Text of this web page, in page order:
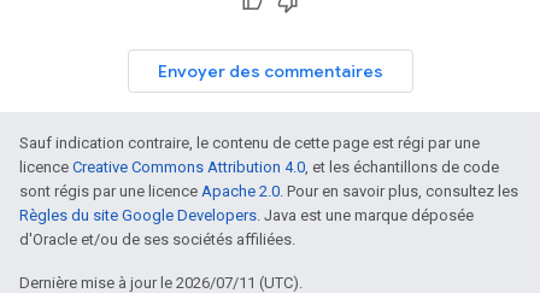
Envoyer des commentaires
Sauf indication contraire, le contenu de cette page est régi par une
licence Creative Commons Attribution 4.0, et les échantillons de code
sont régis par une licence Apache 2.0. Pour en savoir plus, consultez les
Règles du site Google Developers. Java est une marque déposée
d'Oracle et/ou de ses sociétés affiliées.
Dernière mise à jour le 2026/07/11 (UTC).